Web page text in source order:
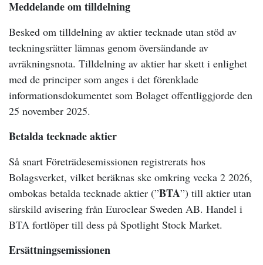
Meddelande om tilldelning
Besked om tilldelning av aktier tecknade utan stöd av
teckningsrätter lämnas genom översändande av
avräkningsnota. Tilldelning av aktier har skett i enlighet
med de principer som anges i det förenklade
informationsdokumentet som Bolaget offentliggjorde den
25 november 2025.
Betalda tecknade aktier
Så snart Företrädesemissionen registrerats hos
Bolagsverket, vilket beräknas ske omkring vecka 2 2026,
ombokas betalda tecknade aktier (”BTA”) till aktier utan
särskild avisering från Euroclear Sweden AB. Handel i
BTA fortlöper till dess på Spotlight Stock Market.
Ersättningsemissionen